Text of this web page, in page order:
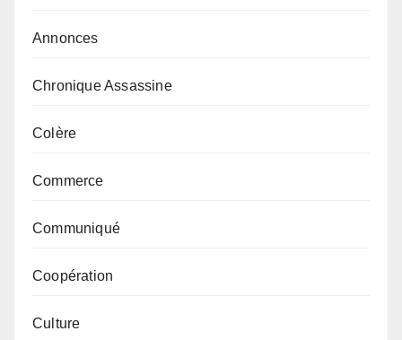
Annonces
Chronique Assassine
Colère
Commerce
Communiqué
Coopération
Culture